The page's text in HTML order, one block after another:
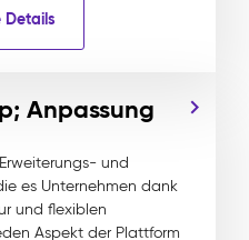
Details
Anpassung
und
es Unternehmen dank
und flexiblen
Aspekt der Plattform